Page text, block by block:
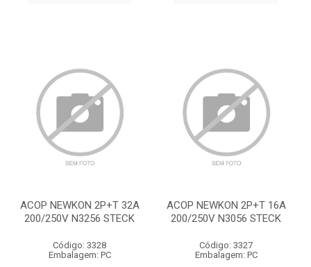
ACOP NEWKON 2P+T 32A
200/250V N3256 STECK
Código: 3328
Embalagem: PC
ACOP NEWKON 2P+T 16A
200/250V N3056 STECK
Código: 3327
Embalagem: PC